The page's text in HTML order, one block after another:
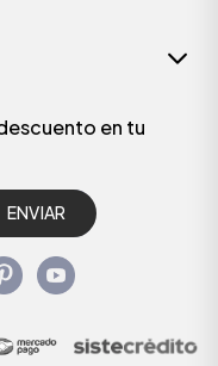
en tu
ENVIAR